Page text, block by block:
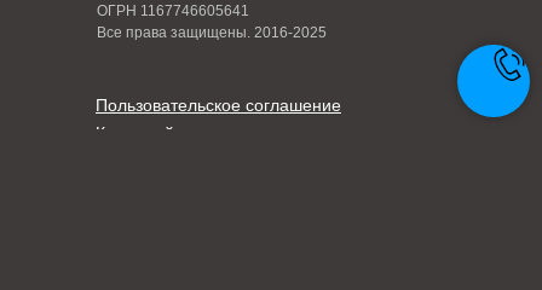
ОГРН 1167746605641
Все права защищены. 2016-2025
Карта сайта
Пользовательское соглашение